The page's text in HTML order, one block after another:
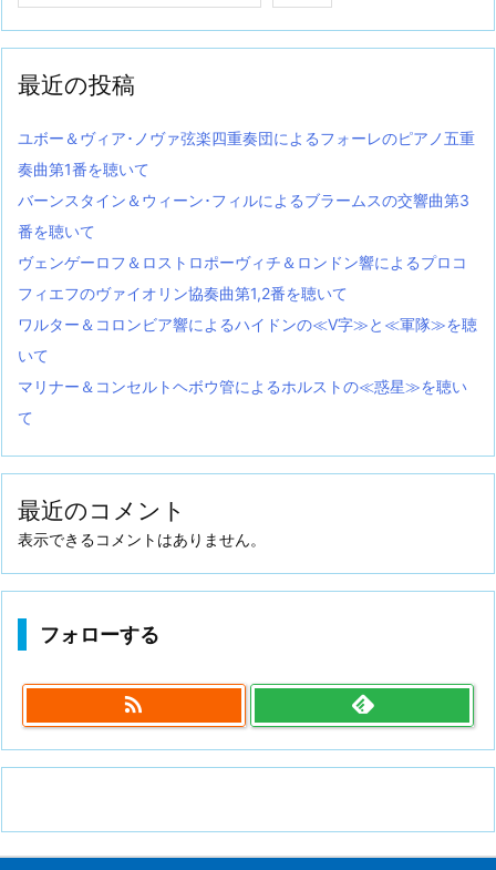
最近の投稿
ユボー＆ヴィア･ノヴァ弦楽四重奏団によるフォーレのピアノ五重
奏曲第1番を聴いて
バーンスタイン＆ウィーン･フィルによるブラームスの交響曲第3
番を聴いて
ヴェンゲーロフ＆ロストロポーヴィチ＆ロンドン響によるプロコ
フィエフのヴァイオリン協奏曲第1,2番を聴いて
ワルター＆コロンビア響によるハイドンの≪V字≫と≪軍隊≫を聴
いて
マリナー＆コンセルトヘボウ管によるホルストの≪惑星≫を聴い
て
最近のコメント
表示できるコメントはありません。
フォローする
